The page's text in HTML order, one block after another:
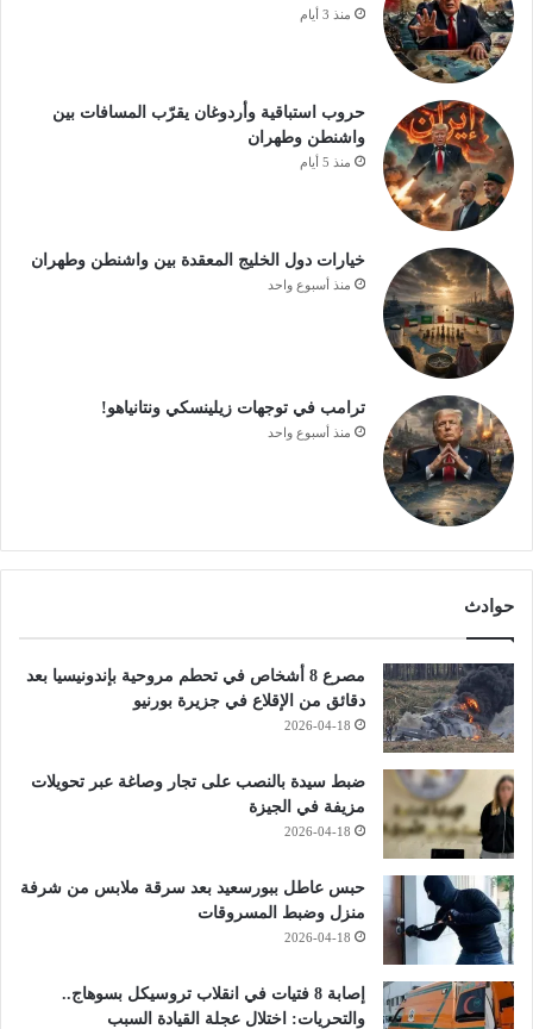
منذ 3 أيام
حروب استباقية وأردوغان يقرّب المسافات بين
واشنطن وطهران
منذ 5 أيام
خيارات دول الخليج المعقدة بين واشنطن وطهران
منذ أسبوع واحد
ترامب في توجهات زيلينسكي ونتانياهو!
منذ أسبوع واحد
حوادث
مصرع 8 أشخاص في تحطم مروحية بإندونيسيا بعد
دقائق من الإقلاع في جزيرة بورنيو
2026-04-18
ضبط سيدة بالنصب على تجار وصاغة عبر تحويلات
مزيفة في الجيزة
2026-04-18
حبس عاطل ببورسعيد بعد سرقة ملابس من شرفة
منزل وضبط المسروقات
2026-04-18
إصابة 8 فتيات في انقلاب تروسيكل بسوهاج..
والتحريات: اختلال عجلة القيادة السبب